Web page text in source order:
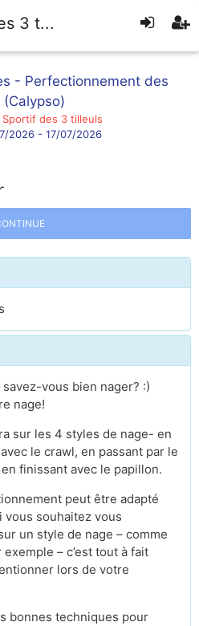
3 t...
- Perfectionnement des
(Calypso)
Sportif des 3 tilleuls
2026 - 17/07/2026
vous bien nager? :)
nage!
sur les 4 styles de nage- en
le crawl, en passant par le
finissant avec le papillon.
peut être adapté
vous souhaitez vous
un style de nage – comme
– c’est tout à fait
lors de votre
bonnes techniques pour